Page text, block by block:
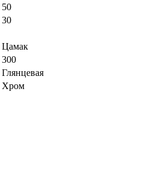
50
30
Цамак
300
Глянцевая
Хром